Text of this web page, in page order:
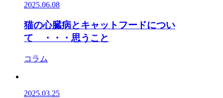
2025.06.08
猫の心臓病とキャットフードについ
て ・・・思うこと
コラム
2025.03.25